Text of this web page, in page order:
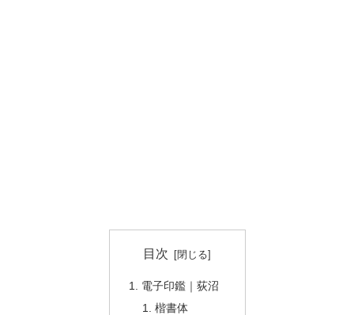
目次
電子印鑑｜荻沼
楷書体